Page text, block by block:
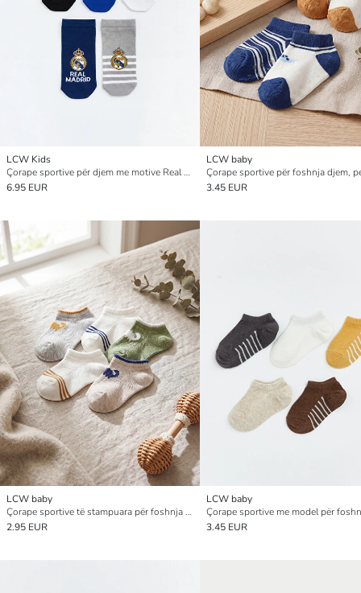
LCW Kids
Çorape sportive për djem me motive Real Madrid, pesë-pako
6.95 EUR
LCW baby
3.45 EUR
LCW baby
Çorape sportive të stampuara për foshnja djem, pesë-pako
2.95 EUR
LCW baby
3.45 EUR